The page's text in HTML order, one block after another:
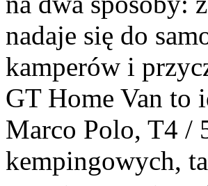
nadaje się do
kamperów i
GT Home Van to
Marco Polo, T4 /
kempingowych,